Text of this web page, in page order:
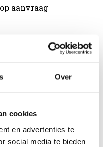
Over
cookies
en advertenties te
social media te bieden
aanvraag
loungegelegenheid